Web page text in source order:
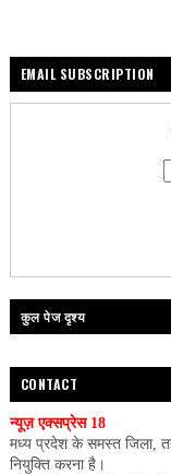
EMAIL SUBSCRIPTION
कुल पेज दृश्य
CONTACT
न्यूज़ एक्सप्रेस 18
मध्य प्रदेश के समस्त जिला,
नियुक्ति करना है।